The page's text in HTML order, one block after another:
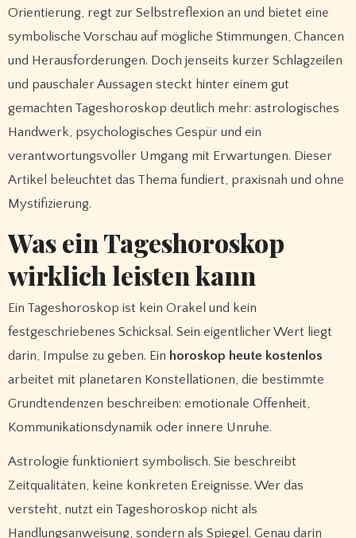
Orientierung, regt zur Selbstreflexion an und bietet eine
symbolische Vorschau auf mögliche Stimmungen, Chancen
und Herausforderungen. Doch jenseits kurzer Schlagzeilen
und pauschaler Aussagen steckt hinter einem gut
gemachten Tageshoroskop deutlich mehr: astrologisches
Handwerk, psychologisches Gespür und ein
verantwortungsvoller Umgang mit Erwartungen. Dieser
Artikel beleuchtet das Thema fundiert, praxisnah und ohne
Mystifizierung.
Was ein Tageshoroskop
wirklich leisten kann
Ein Tageshoroskop ist kein Orakel und kein
festgeschriebenes Schicksal. Sein eigentlicher Wert liegt
darin, Impulse zu geben. Ein horoskop heute kostenlos
arbeitet mit planetaren Konstellationen, die bestimmte
Grundtendenzen beschreiben: emotionale Offenheit,
Kommunikationsdynamik oder innere Unruhe.
Astrologie funktioniert symbolisch. Sie beschreibt
Zeitqualitäten, keine konkreten Ereignisse. Wer das
versteht, nutzt ein Tageshoroskop nicht als
Handlungsanweisung, sondern als Spiegel. Genau darin